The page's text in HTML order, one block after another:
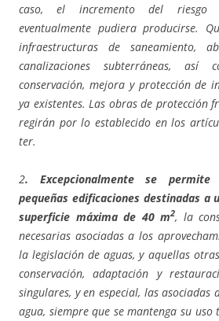
caso, el incremento del riesgo
eventualmente pudiera producirse.
infraestructuras de saneamiento,
canalizaciones subterráneas,
conservación, mejora y protección de
ya existentes. Las obras de protección
regirán por lo establecido en los
ter.
2. Excepcionalmente se
pequeñas edificaciones destinadas a
superficie máxima de 40 m2, la
necesarias asociadas a los
la legislación de aguas, y aquellas
conservación, adaptación y
singulares, y en especial, las asociadas
agua, siempre que se mantenga su